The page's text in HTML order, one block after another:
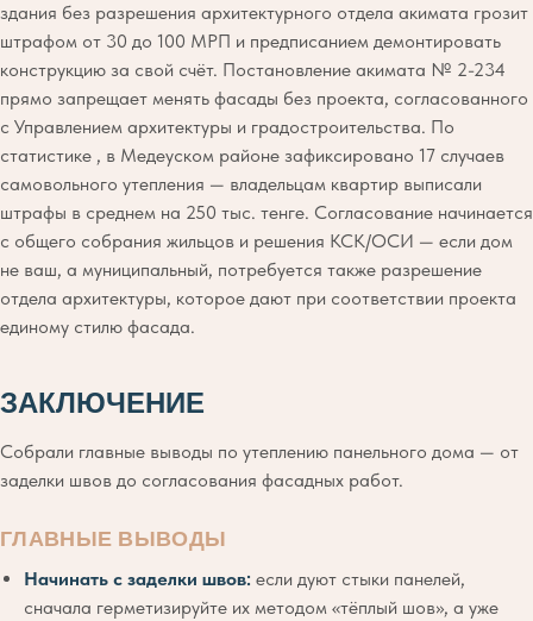
здания без разрешения архитектурного отдела акимата грозит
штрафом от 30 до 100 МРП и предписанием демонтировать
конструкцию за свой счёт. Постановление акимата № 2-234
прямо запрещает менять фасады без проекта, согласованного
с Управлением архитектуры и градостроительства. По
статистике , в Медеуском районе зафиксировано 17 случаев
самовольного утепления — владельцам квартир выписали
штрафы в среднем на 250 тыс. тенге. Согласование начинается
с общего собрания жильцов и решения КСК/ОСИ — если дом
не ваш, а муниципальный, потребуется также разрешение
отдела архитектуры, которое дают при соответствии проекта
единому стилю фасада.
ЗАКЛЮЧЕНИЕ
Собрали главные выводы по утеплению панельного дома — от
заделки швов до согласования фасадных работ.
ГЛАВНЫЕ ВЫВОДЫ
Начинать с заделки швов: если дуют стыки панелей,
сначала герметизируйте их методом «тёплый шов», а уже